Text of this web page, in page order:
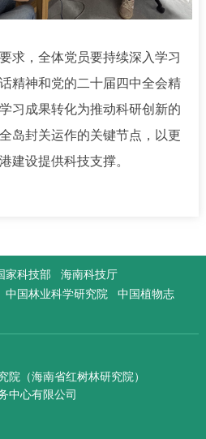
求，全体党员要持续深入学习
精神和党的二十届四中全会精
习成果转化为推动科研创新的
岛封关运作的关键节点，以更
建设提供科技支撑。
家科技部
海南科技厅
中国林业科学研究院
中国植物志
院（海南省红树林研究院）
中心有限公司